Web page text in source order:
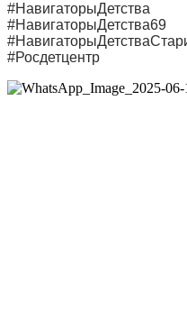
#НавигаторыДетства
#НавигаторыДетства69
#Росдетцентр